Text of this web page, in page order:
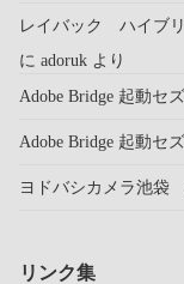
レイバック ハイブ
に adoruk より
Adobe Bridge 起動セ
Adobe Bridge 起動セ
ヨドバシカメラ池袋
リンク集